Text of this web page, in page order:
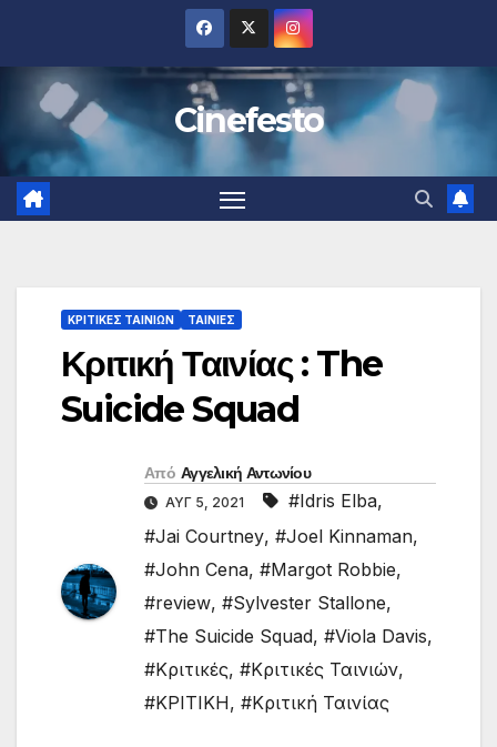
περιεχόμενο
Cinefesto
ΚΡΙΤΙΚΕΣ ΤΑΙΝΙΩΝ ΤΑΙΝΙΕΣ
Κριτική Ταινίας :‎ The
Suicide Squad
Από Αγγελική Αντωνίου
ΑΥΓ 5, 2021 #Idris Elba,
#Jai Courtney, #Joel Kinnaman,
#John Cena, #Margot Robbie,
#review, #Sylvester Stallone,
#The Suicide Squad, #Viola Davis,
#Κριτικές, #Κριτικές Ταινιών,
#ΚΡΙΤΙΚΗ, #Κριτική Ταινίας